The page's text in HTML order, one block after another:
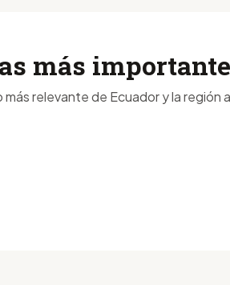
más
relevante de Ecuador y la región